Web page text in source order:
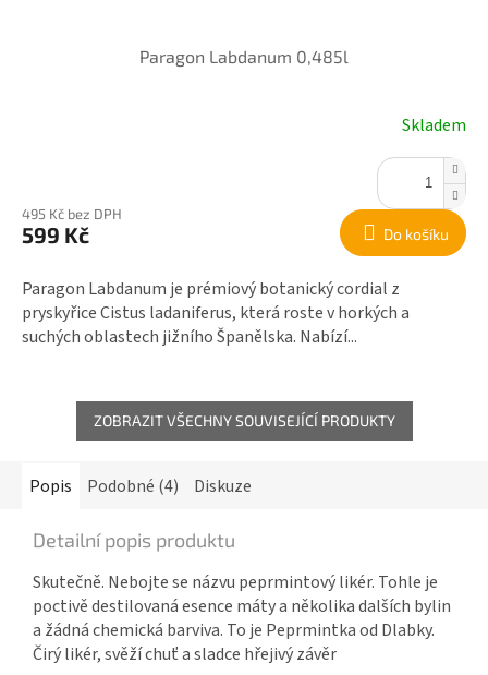
Paragon Labdanum 0,485l
Skladem
495 Kč bez DPH
599 Kč Do košíku
Paragon Labdanum je prémiový botanický cordial z
pryskyřice Cistus ladaniferus, která roste v horkých a
suchých oblastech jižního Španělska. Nabízí...
ZOBRAZIT VŠECHNY SOUVISEJÍCÍ PRODUKTY
Popis Podobné (4) Diskuze
Detailní popis produktu
Skutečně. Nebojte se názvu peprmintový likér. Tohle je
poctivě destilovaná esence máty a několika dalších bylin
a žádná chemická barviva. To je Peprmintka od Dlabky.
Čirý likér, svěží chuť a sladce hřejivý závěr